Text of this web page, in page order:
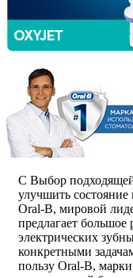
C Выбор
улучшить
Oral-B, мировой
предлагает большое
электрических
конкретными
пользу Oral-B,